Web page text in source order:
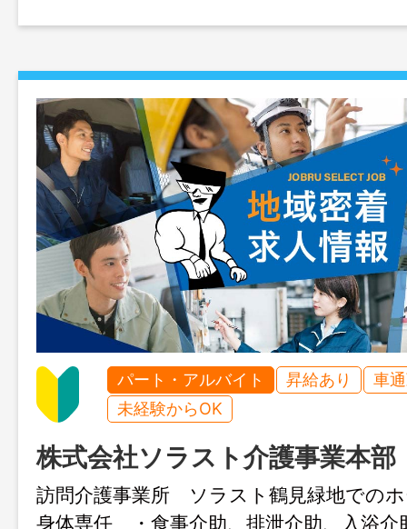
パート・アルバイト 昇給あり
車
未経験からOK
株式会社ソラスト介護事業本部
訪問介護事業所 ソラスト鶴見緑地での
身体専任 ・食事介助、排泄介助、入浴介